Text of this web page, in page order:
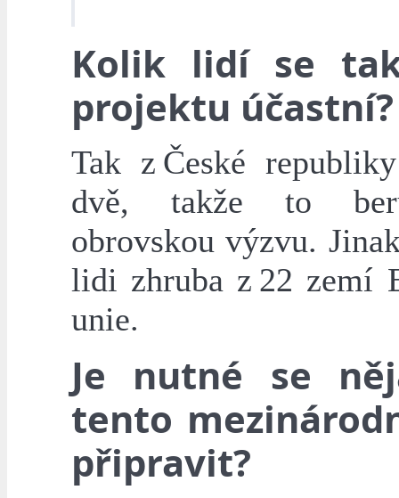
Kolik lidí se
projektu účastní?
Tak z České
dvě, takže to
obrovskou výzvu.
lidi zhruba z 22 zemí
unie.
Je nutné se
tento
připravit?